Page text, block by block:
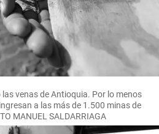
venas de Antioquia. Por lo menos
a las más de 1.500 minas de
MANUEL SALDARRIAGA